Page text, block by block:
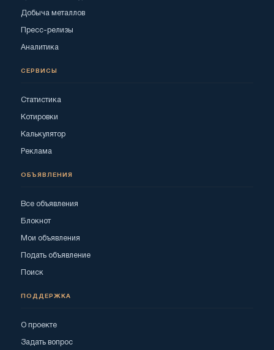
Добыча металлов
Пресс-релизы
Аналитика
СЕРВИСЫ
Статистика
Котировки
Калькулятор
Реклама
ОБЪЯВЛЕНИЯ
Все объявления
Блокнот
Мои объявления
Подать объявление
Поиск
ПОДДЕРЖКА
О проекте
Задать вопрос